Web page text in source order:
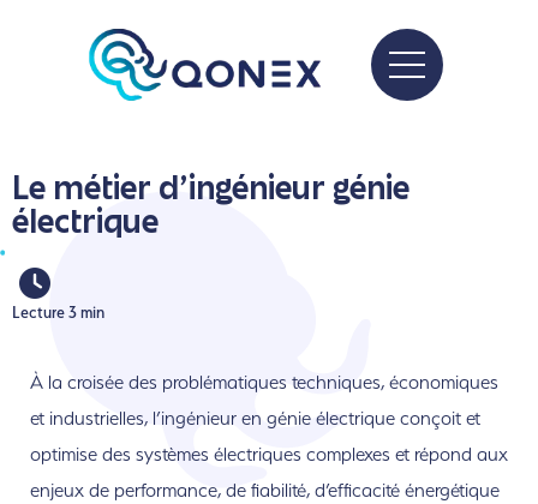
Le métier d'ingénieur génie
électrique
Lecture 3 min
À la croisée des problématiques techniques, économiques
et industrielles, l’ingénieur en génie électrique conçoit et
optimise des systèmes électriques complexes et répond aux
enjeux de performance, de fiabilité, d’efficacité énergétique